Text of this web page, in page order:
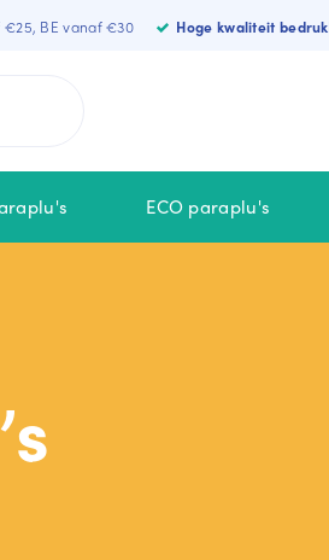
€25, BE vanaf €30 Hoge kwaliteit
ECO paraplu's